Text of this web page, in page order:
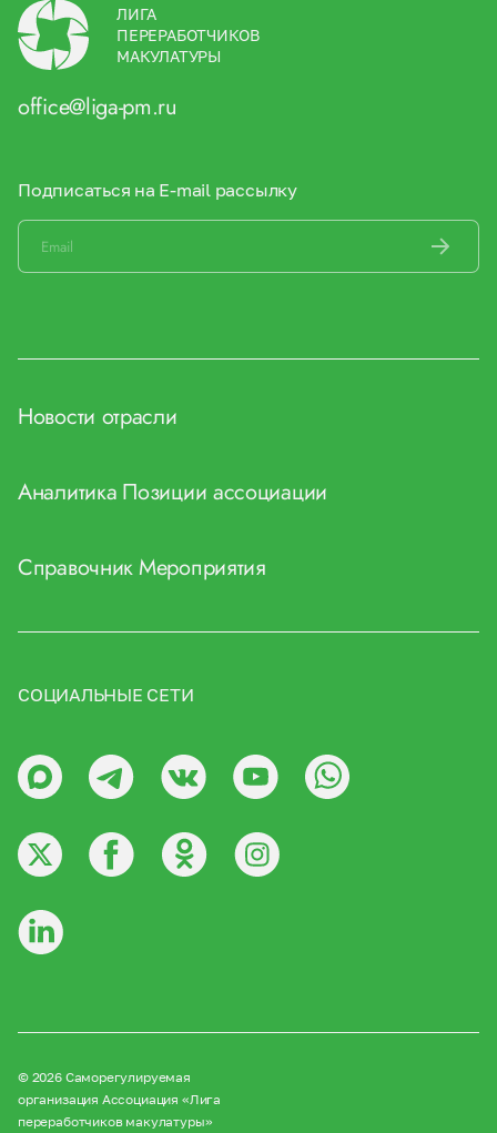
ЛИГА
ПЕРЕРАБОТЧИКОВ
МАКУЛАТУРЫ
office@liga-pm.ru
Подписаться на E-mail рассылку
Новости отрасли
Аналитика Позиции ассоциации
СправочникМероприятия
СОЦИАЛЬНЫЕ СЕТИ
© 2026 Саморегулируемая
организация Ассоциация «Лига
переработчиков макулатуры»